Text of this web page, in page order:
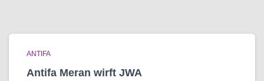
ANTIFA
Antifa Meran wirft JWA